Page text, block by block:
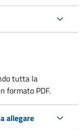
tutta la
formato PDF.
allegare